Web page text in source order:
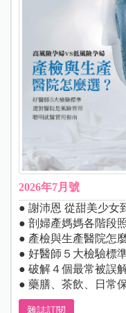
2026年7月號
● 謝沛恩 從甜美少女
● 剖婦產媽媽各階段
● 產檢與生產醫院怎
● 好醫師５大檢驗標
● 破解４個最常被誤
● 藥膳、茶飲、日常
雜誌訂閱